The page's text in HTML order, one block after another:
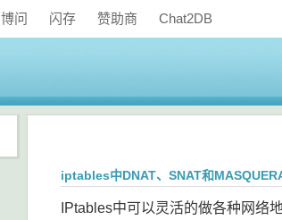
博问 闪存 赞助商 Chat2DB
iptables中DNAT、SNAT和
IPtables中可以灵活的做各种网络